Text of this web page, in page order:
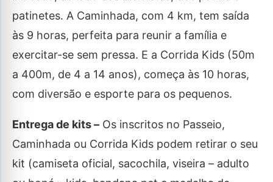
patinetes. A Caminhada, com 4 km, tem saída
às 9 horas, perfeita para reunir a família e
exercitar-se sem pressa. E a Corrida Kids (50m
a 400m, de 4 a 14 anos), começa às 10 horas,
com diversão e esporte para os pequenos.
Entrega de kits – Os inscritos no Passeio,
Caminhada ou Corrida Kids podem retirar o seu
kit (camiseta oficial, sacochila, viseira – adulto